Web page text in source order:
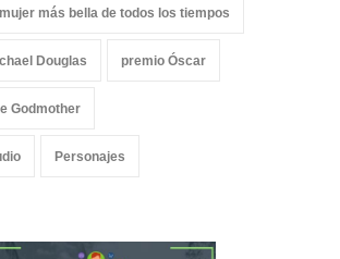
mujer más bella de todos los tiempos
Douglas premio Óscar
Godmother
Personajes